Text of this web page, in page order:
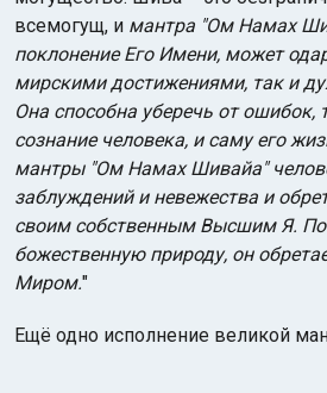
всемогущ, и мантра "Ом Намах
поклонение Его Имени, может
мирскими достижениями, так и
Она способна уберечь от
сознание человека, и саму его
мантры "Ом Намах Шивайа"
заблуждений и невежества и
своим собственным Высшим Я.
божественную природу, он
Миром."
Ещё одно исполнение великой